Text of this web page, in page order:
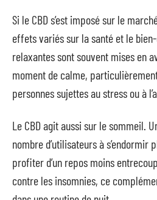
Si le CBD s’est imposé sur le
effets variés sur la santé et le
relaxantes sont souvent mises en
moment de calme,
personnes sujettes au stress ou à
Le CBD agit aussi sur le sommeil.
nombre d’utilisateurs à s’endormir
profiter d’un repos moins
contre les insomnies, ce